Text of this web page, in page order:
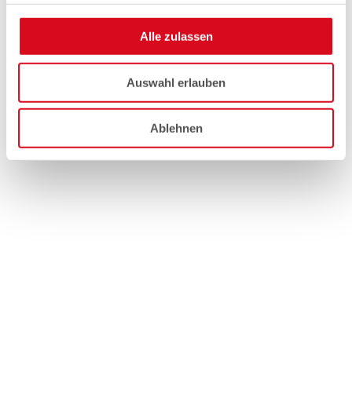
Alle zulassen
Auswahl erlauben
Ablehnen